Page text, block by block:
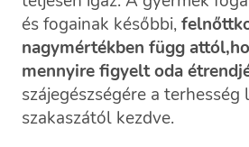
és fogainak későbbi,
nagymértékben függ attól,
mennyire figyelt oda
szájegészségére a terhesség
szakaszától kezdve.